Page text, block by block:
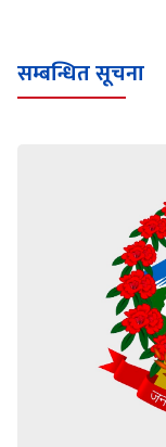
सम्बन्धित सूचना